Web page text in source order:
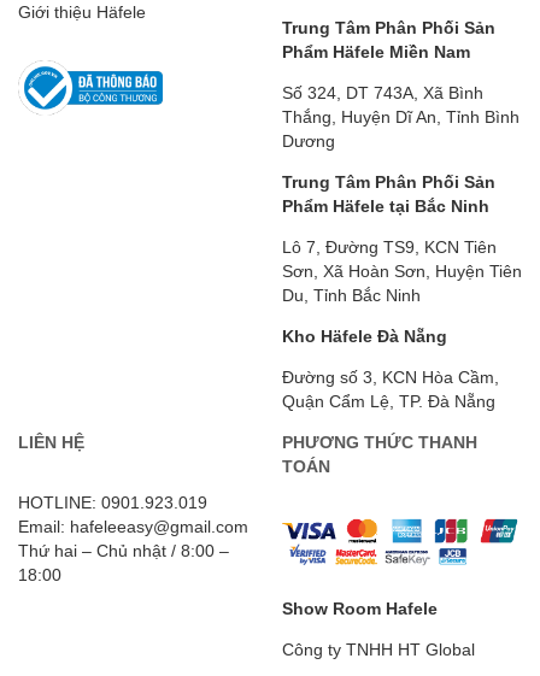
Giới thiệu Häfele
Trung Tâm Phân Phối Sản
Phẩm Häfele Miền Nam
Số 324, DT 743A, Xã Bình
Thắng, Huyện Dĩ An, Tỉnh Bình
Dương
Trung Tâm Phân Phối Sản
Phẩm Häfele tại Bắc Ninh
Lô 7, Đường TS9, KCN Tiên
Sơn, Xã Hoàn Sơn, Huyện Tiên
Du, Tỉnh Bắc Ninh
Kho Häfele Đà Nẵng
Đường số 3, KCN Hòa Cầm,
Quận Cẩm Lệ, TP. Đà Nẵng
LIÊN HỆ
HOTLINE: 0901.923.019
Email: hafeleeasy@gmail.com
Thứ hai – Chủ nhật / 8:00 –
18:00
PHƯƠNG THỨC THANH
TOÁN
Show Room Hafele
Công ty TNHH HT Global